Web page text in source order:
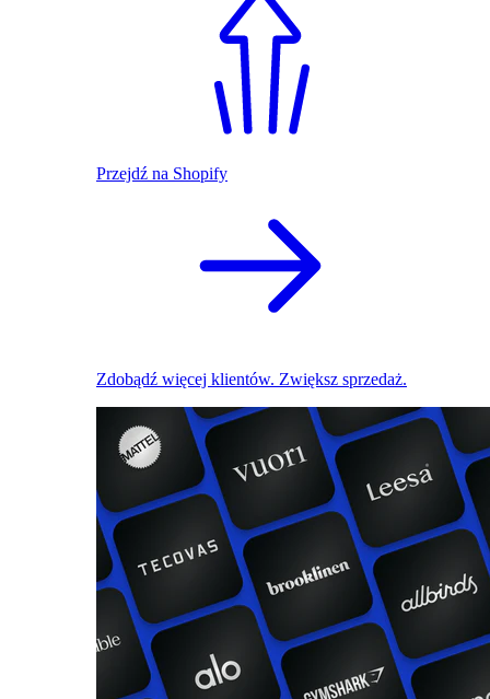
Przejdź na Shopify
Zdobądź więcej klientów. Zwiększ sprzedaż.